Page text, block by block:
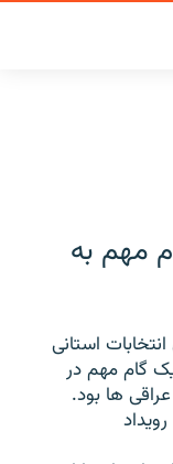
مهم به
استانی
گام مهم در
ها بود.